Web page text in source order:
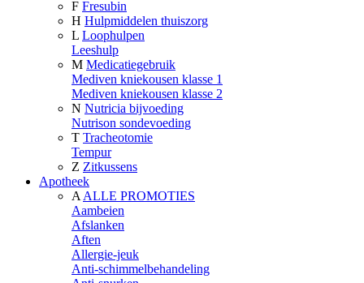
F Fresubin
H Hulpmiddelen thuiszorg
L Loophulpen
Leeshulp
M Medicatiegebruik
Mediven kniekousen klasse 1
Mediven kniekousen klasse 2
N Nutricia bijvoeding
Nutrison sondevoeding
T Tracheotomie
Tempur
Z Zitkussens
Apotheek
A ALLE PROMOTIES
Aambeien
Afslanken
Aften
Allergie-jeuk
Anti-schimmelbehandeling